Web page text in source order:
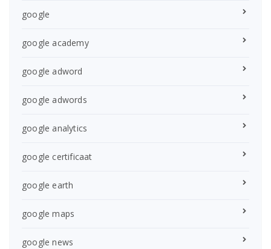
google
google academy
google adword
google adwords
google analytics
google certificaat
google earth
google maps
google news